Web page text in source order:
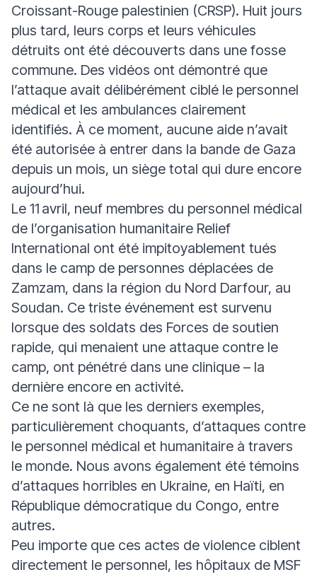
Croissant-Rouge palestinien (CRSP). Huit jours
plus tard, leurs corps et leurs véhicules
détruits ont été découverts dans une fosse
commune. Des vidéos ont démontré que
l’attaque avait délibérément ciblé le personnel
médical et les ambulances clairement
identifiés. À ce moment, aucune aide n’avait
été autorisée à entrer dans la bande de Gaza
depuis un mois, un siège total qui dure encore
aujourd’hui.
Le 11 avril, neuf membres du personnel médical
de l’organisation humanitaire Relief
International ont été impitoyablement tués
dans le camp de personnes déplacées de
Zamzam, dans la région du Nord Darfour, au
Soudan. Ce triste événement est survenu
lorsque des soldats des Forces de soutien
rapide, qui menaient une attaque contre le
camp, ont pénétré dans une clinique – la
dernière encore en activité.
Ce ne sont là que les derniers exemples,
particulièrement choquants, d’attaques contre
le personnel médical et humanitaire à travers
le monde. Nous avons également été témoins
d’attaques horribles en Ukraine, en Haïti, en
République démocratique du Congo, entre
autres.
Peu importe que ces actes de violence ciblent
directement le personnel, les hôpitaux de MSF